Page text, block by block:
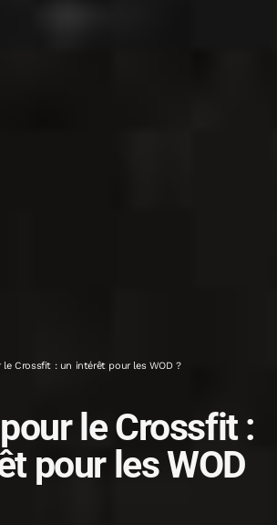
le Crossfit : un intérêt pour les WOD ?
le Crossfit :
pour les WOD